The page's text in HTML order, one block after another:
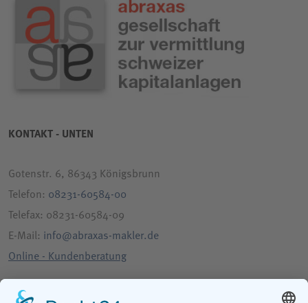
KONTAKT - UNTEN
Gotenstr. 6, 86343 Königsbrunn
Telefon: 08231-60584-00
Telefax: 08231-60584-09
E-Mail: info@abraxas-makler.de
Online - Kundenberatung
bewerten Sie uns auf google